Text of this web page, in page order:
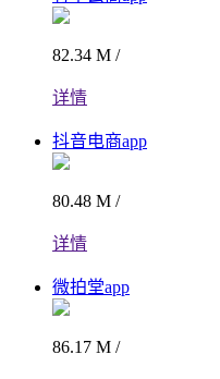
82.34 M /
详情
抖音电商app
80.48 M /
详情
微拍堂app
86.17 M /